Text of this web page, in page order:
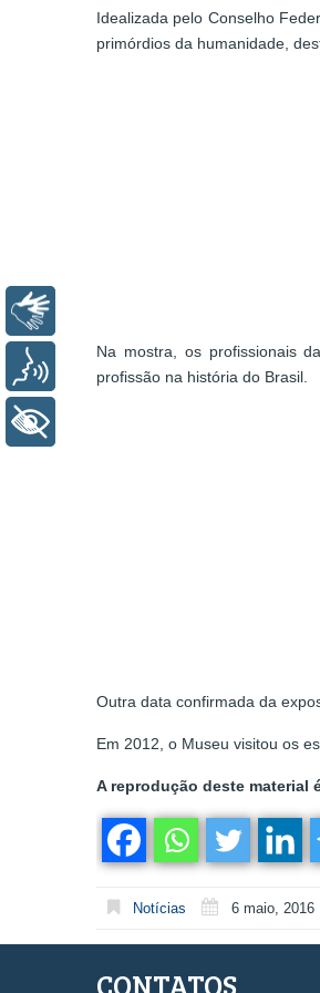
Idealizada pelo Conselho
primórdios da humanidade,
Na mostra, os profissionais
profissão na história do Brasil.
Outra data confirmada da
Em 2012, o Museu visitou os
A reprodução deste material
Notícias 6 maio, 2016
CONTATOS